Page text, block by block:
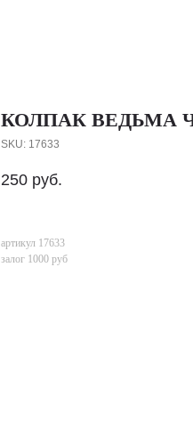
КОЛПАК ВЕДЬМА
SKU: 17633
250 руб.
артикул 17633
залог 1000 руб